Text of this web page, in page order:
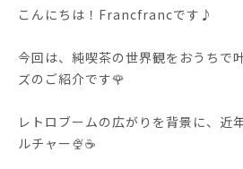
こんにちは！Francfrancです♪
今回は、純喫茶の世界観をおうちで
ズのご紹介です🌹
レトロブームの広がりを背景に、近
ルチャー🍨☕